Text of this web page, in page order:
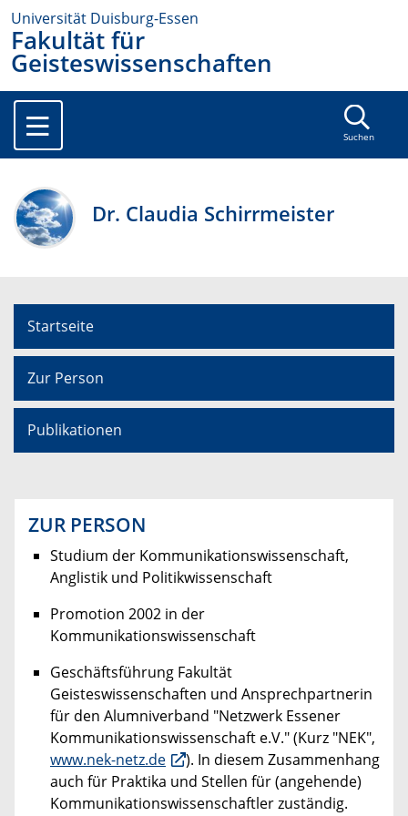
Universität Duisburg-Essen
Fakultät für
Geisteswissenschaften
Suchen
Dr. Claudia Schirrmeister
Startseite
Zur Person
Publikationen
ZUR PERSON
Studium der Kommunikationswissenschaft,
Anglistik und Politikwissenschaft
Promotion 2002 in der
Kommunikationswissenschaft
Geschäftsführung Fakultät
Geisteswissenschaften und Ansprechpartnerin
für den Alumniverband "Netzwerk Essener
Kommunikationswissenschaft e.V." (Kurz "NEK",
www.nek-netz.de
). In diesem Zusammenhang
auch für Praktika und Stellen für (angehende)
Kommunikationswissenschaftler zuständig.